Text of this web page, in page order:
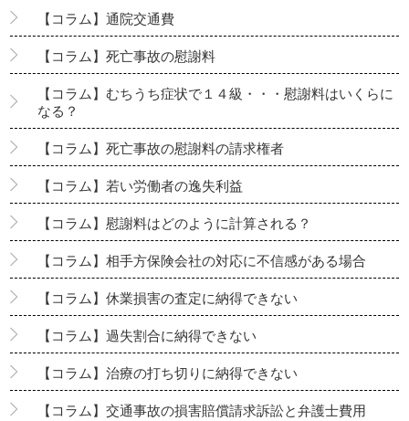
【コラム】通院交通費
【コラム】死亡事故の慰謝料
【コラム】むちうち症状で１４級・・・慰謝料はいくらに
なる？
【コラム】死亡事故の慰謝料の請求権者
【コラム】若い労働者の逸失利益
【コラム】慰謝料はどのように計算される？
【コラム】相手方保険会社の対応に不信感がある場合
【コラム】休業損害の査定に納得できない
【コラム】過失割合に納得できない
【コラム】治療の打ち切りに納得できない
【コラム】交通事故の損害賠償請求訴訟と弁護士費用